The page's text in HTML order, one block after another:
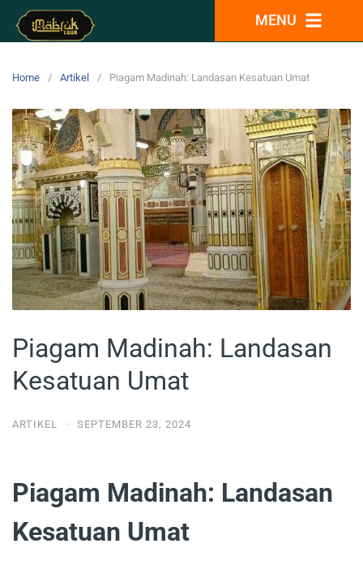
MENU
Home Artikel Piagam Madinah: Landasan Kesatuan Umat
Piagam Madinah: Landasan
Kesatuan Umat
ARTIKEL · SEPTEMBER 23, 2024
Piagam Madinah: Landasan
Kesatuan Umat